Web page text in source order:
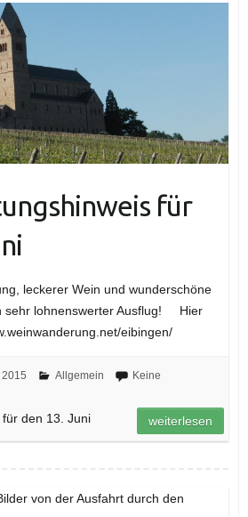
für
leckerer Wein und wunderschöne
sehr lohnenswerter Ausflug! Hier
eibingen/
Allgemein
Keine
den 13. Juni weiterlesen
von der Ausfahrt durch den